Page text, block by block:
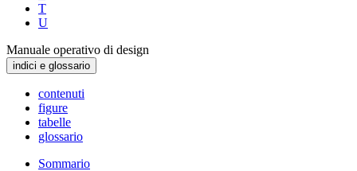
T
U
Manuale operativo di design
indici e glossario
contenuti
figure
tabelle
glossario
Sommario